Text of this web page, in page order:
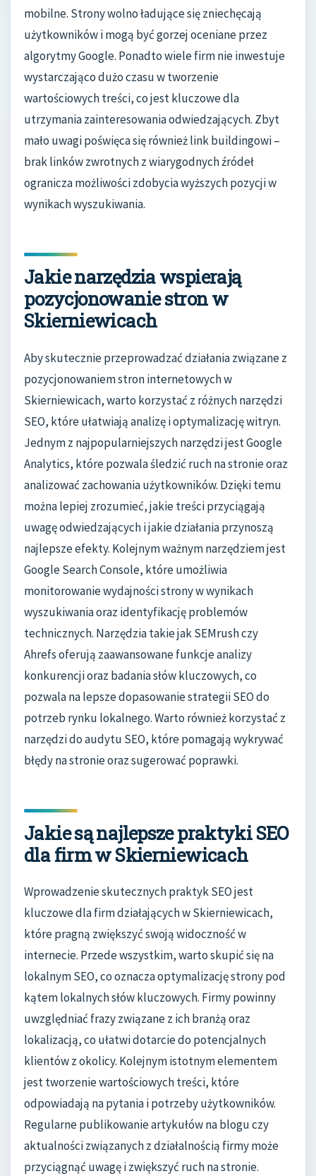
mobilne. Strony wolno ładujące się zniechęcają
użytkowników i mogą być gorzej oceniane przez
algorytmy Google. Ponadto wiele firm nie inwestuje
wystarczająco dużo czasu w tworzenie
wartościowych treści, co jest kluczowe dla
utrzymania zainteresowania odwiedzających. Zbyt
mało uwagi poświęca się również link buildingowi –
brak linków zwrotnych z wiarygodnych źródeł
ogranicza możliwości zdobycia wyższych pozycji w
wynikach wyszukiwania.
Jakie narzędzia wspierają
pozycjonowanie stron w
Skierniewicach
Aby skutecznie przeprowadzać działania związane z
pozycjonowaniem stron internetowych w
Skierniewicach, warto korzystać z różnych narzędzi
SEO, które ułatwiają analizę i optymalizację witryn.
Jednym z najpopularniejszych narzędzi jest Google
Analytics, które pozwala śledzić ruch na stronie oraz
analizować zachowania użytkowników. Dzięki temu
można lepiej zrozumieć, jakie treści przyciągają
uwagę odwiedzających i jakie działania przynoszą
najlepsze efekty. Kolejnym ważnym narzędziem jest
Google Search Console, które umożliwia
monitorowanie wydajności strony w wynikach
wyszukiwania oraz identyfikację problemów
technicznych. Narzędzia takie jak SEMrush czy
Ahrefs oferują zaawansowane funkcje analizy
konkurencji oraz badania słów kluczowych, co
pozwala na lepsze dopasowanie strategii SEO do
potrzeb rynku lokalnego. Warto również korzystać z
narzędzi do audytu SEO, które pomagają wykrywać
błędy na stronie oraz sugerować poprawki.
Jakie są najlepsze praktyki SEO
dla firm w Skierniewicach
Wprowadzenie skutecznych praktyk SEO jest
kluczowe dla firm działających w Skierniewicach,
które pragną zwiększyć swoją widoczność w
internecie. Przede wszystkim, warto skupić się na
lokalnym SEO, co oznacza optymalizację strony pod
kątem lokalnych słów kluczowych. Firmy powinny
uwzględniać frazy związane z ich branżą oraz
lokalizacją, co ułatwi dotarcie do potencjalnych
klientów z okolicy. Kolejnym istotnym elementem
jest tworzenie wartościowych treści, które
odpowiadają na pytania i potrzeby użytkowników.
Regularne publikowanie artykułów na blogu czy
aktualności związanych z działalnością firmy może
przyciągnąć uwagę i zwiększyć ruch na stronie.